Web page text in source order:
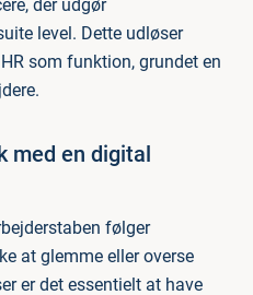
der udgør
level. Dette udløser
som funktion, grundet en
med en digital
følger
at glemme eller overse
er det essentielt at have